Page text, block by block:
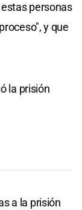
personas
y que
la prisión
a la prisión